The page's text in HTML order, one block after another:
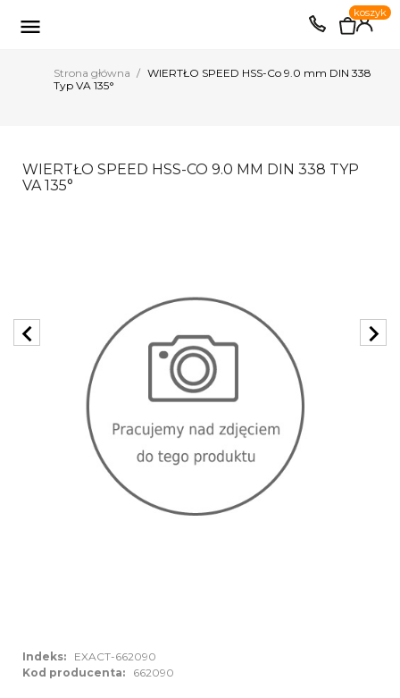
EUR PLN

0
koszyk
Strona główna
WIERTŁO SPEED HSS-Co 9.0 mm DIN 338
Typ VA 135°
WIERTŁO SPEED HSS-CO 9.0 MM DIN 338 TYP
VA 135°
chevron_left chevron_right
Indeks:
EXACT-662090
Kod producenta:
662090